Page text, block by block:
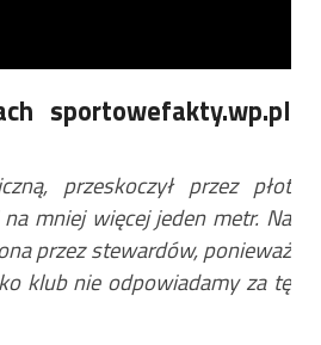
sportowefakty.wp.pl
przeskoczył przez płot
mniej więcej jeden metr. Na
przez stewardów, ponieważ
klub nie odpowiadamy za tę